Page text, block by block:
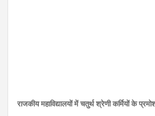
राजकीय महाविद्यालयों में चतुर्थ श्रेणी कर्मियों के